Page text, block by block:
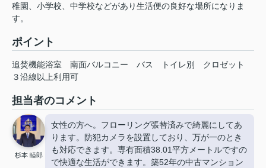
稚園、小学校、中学校などがあり生活便の良好な場所になりま
す。
ポイント
追焚機能浴室 南面バルコニー バス トイレ別
クロゼット
３沿線以上利用可
担当者のコメント
杉本 睦郎
女性の方へ。フローリング張替済みで綺麗にしてあ
ります。防犯カメラを設置しており、万が一のとき
も対応できます。専有面積38.01平方メートルですの
で快適な生活ができます。築52年の中古マンション